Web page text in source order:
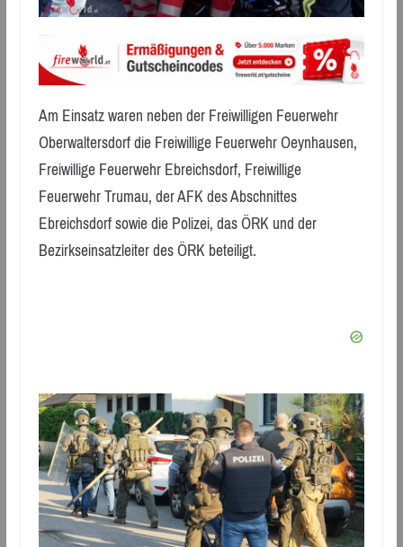
Am Einsatz waren neben der Freiwilligen Feuerwehr
Oberwaltersdorf die Freiwillige Feuerwehr Oeynhausen,
Freiwillige Feuerwehr Ebreichsdorf, Freiwillige
Feuerwehr Trumau, der AFK des Abschnittes
Ebreichsdorf sowie die Polizei, das ÖRK und der
Bezirkseinsatzleiter des ÖRK beteiligt.